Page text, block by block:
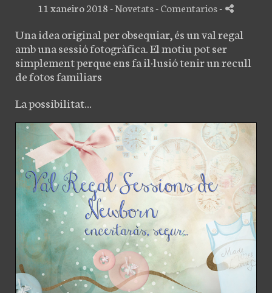
11 xaneiro 2018 -Novetats- Comentarios-
Una idea original per obsequiar, és un val regal
amb una sessió fotogràfica. El motiu pot ser
simplement perque ens fa il·lusió tenir un recull
de fotos familiars
La possibilitat...